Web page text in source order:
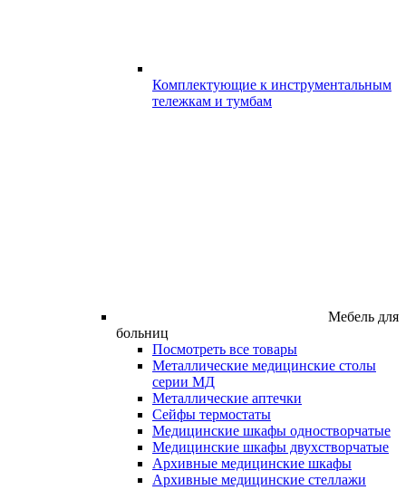
Комплектующие к инструментальным
тележкам и тумбам
Мебель для
больниц
Посмотреть все товары
Металлические медицинские столы
серии МД
Металлические аптечки
Сейфы термостаты
Медицинские шкафы одностворчатые
Медицинские шкафы двухстворчатые
Архивные медицинские шкафы
Архивные медицинские стеллажи